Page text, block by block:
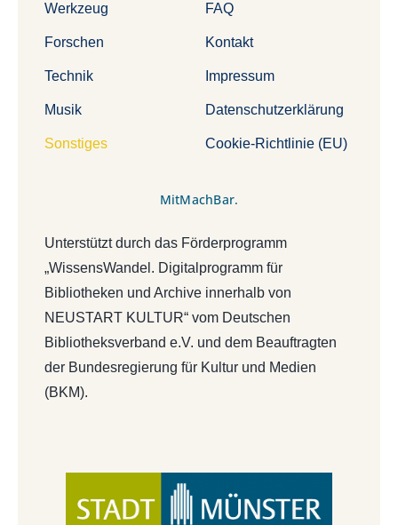
Werkzeug
Forschen
Technik
Musik
Sonstiges
FAQ
Kontakt
Impressum
Datenschutzerklärung
Cookie-Richtlinie (EU)
MitMachBar.
Unterstützt durch das Förderprogramm
„WissensWandel. Digitalprogramm für
Bibliotheken und Archive innerhalb von
NEUSTART KULTUR“ vom Deutschen
Bibliotheksverband e.V. und dem Beauftragten
der Bundesregierung für Kultur und Medien
(BKM).